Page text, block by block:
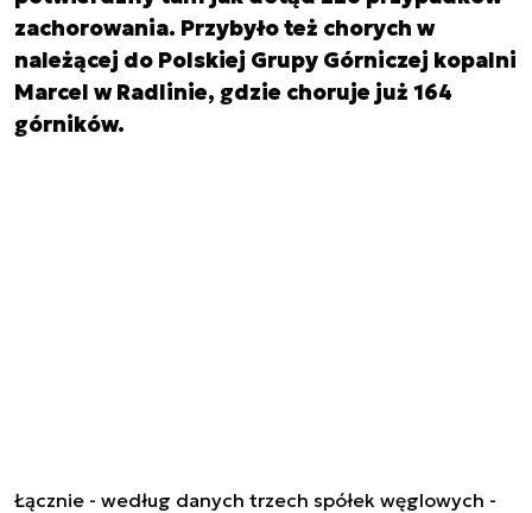
zachorowania. Przybyło też chorych w
należącej do Polskiej Grupy Górniczej kopalni
Marcel w Radlinie, gdzie choruje już 164
górników.
Łącznie - według danych trzech spółek węglowych -